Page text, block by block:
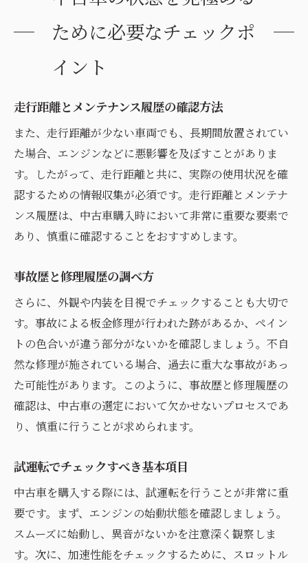
ために必要なチェックポ
イント
走行距離とメンテナンス履歴の確認方法
また、走行距離が少ない車両でも、長期間放置されてい
た場合、エンジンなどに悪影響を及ぼすことがありま
す。したがって、走行距離と共に、実際の使用状況を確
認するための情報収集が必須です。走行距離とメンテナ
ンス履歴は、中古車購入時において非常に重要な要素で
あり、慎重に確認することをおすすめします。
事故歴と修理履歴の調べ方
さらに、外観や内装を目視でチェックすることも大切で
す。事故による板金修理が行われた跡があるか、ペイン
トの色合いが違う部分がないかを確認しましょう。不自
然な修理が施されている場合、過去に重大な事故があっ
た可能性があります。このように、事故歴と修理履歴の
確認は、中古車の選定において欠かせないプロセスであ
り、慎重に行うことが求められます。
試運転でチェックすべき基本項目
中古車を購入する際には、試運転を行うことが非常に重
要です。まず、エンジンの始動状態を確認しましょう。
スムーズに始動し、異音がないかを注意深く観察しま
す。次に、加速性能をチェックするために、スロットル